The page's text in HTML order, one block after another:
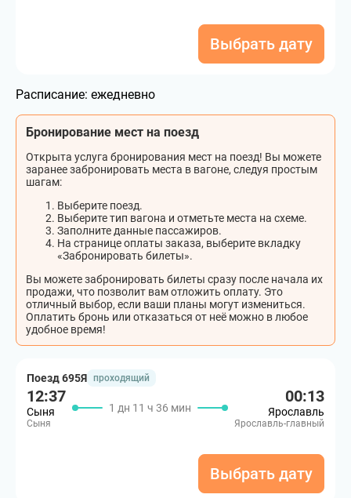
Выбрать дату
Расписание: ежедневно
Бронирование мест на поезд
Открыта услуга бронирования мест на поезд! Вы можете
заранее забронировать места в вагоне, следуя простым
шагам:
Выберите поезд.
Выберите тип вагона и отметьте места на схеме.
Заполните данные пассажиров.
На странице оплаты заказа, выберите вкладку
«Забронировать билеты».
Вы можете забронировать билеты сразу после начала их
продажи, что позволит вам отложить оплату. Это
отличный выбор, если ваши планы могут измениться.
Оплатить бронь или отказаться от неё можно в любое
удобное время!
Поезд 695Я проходящий
12:37
Сыня
Сыня
1 дн 11 ч 36 мин
00:13
Ярославль
Ярославль-главный
Выбрать дату